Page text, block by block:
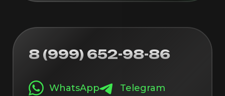
8 (999) 652-98-86
WhatsApp Telegram